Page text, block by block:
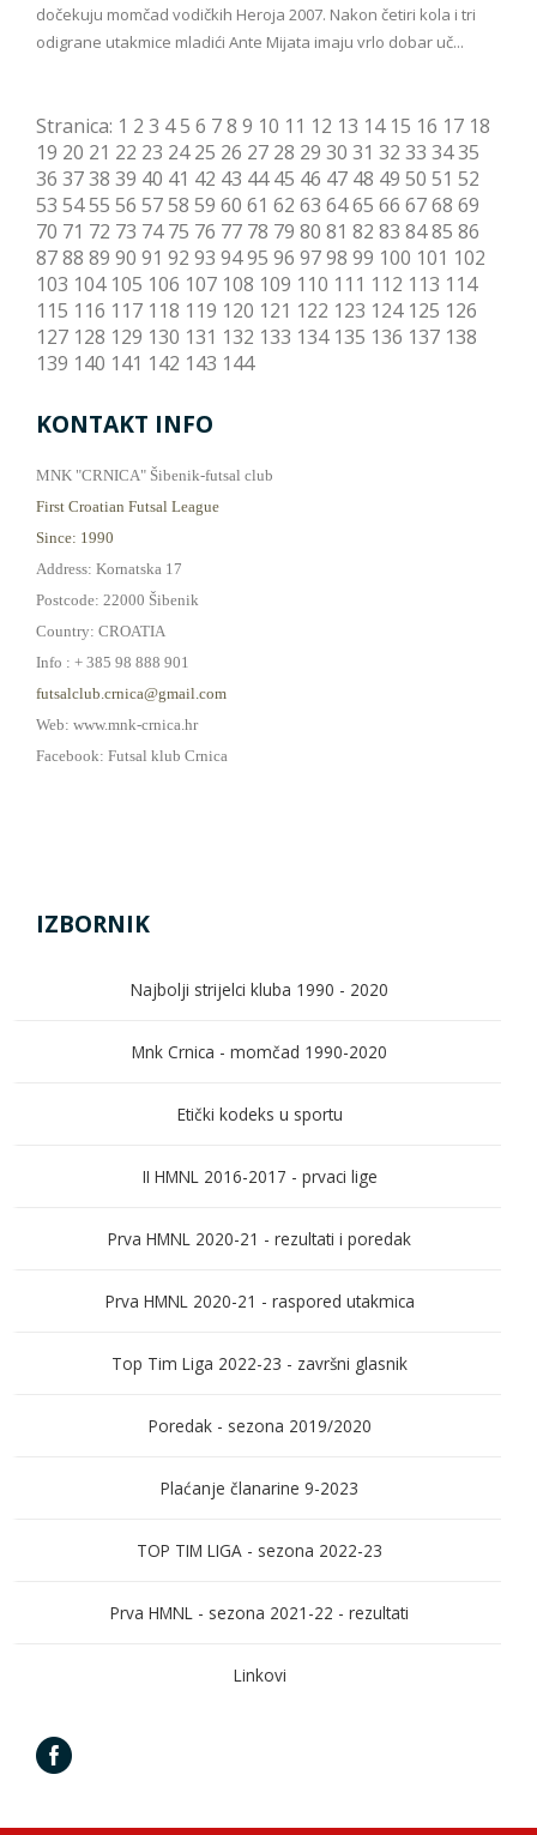
dočekuju momčad vodičkih Heroja 2007. Nakon četiri kola i tri
odigrane utakmice mladići Ante Mijata imaju vrlo dobar uč...
Stranica: 1 2 3 45 6 78 9 10 11 12 13 14 15 16 17 18
19 20 21 22 23 24 25 26 27 28 29 30 31 32 33 3435
36 3738 39 40 41 42 43 44 45 46 47 48 49 50 51 52
53 5455 56 5758 59 60 61 62 63 6465 66 6768 69
70 71 72 73 74 75 76 77 78 79 80 81 82 83 8485 86
8788 89 90 91 92 93 9495 96 9798 99 100 101 102
103 104 105 106 107 108 109 110 111 112 113 114
115 116 117 118 119 120 121 122 123 124 125 126
127 128 129 130 131 132 133 134 135 136 137 138
139 140 141 142 143 144
KONTAKT INFO
MNK "CRNICA" Šibenik-futsal club
First Croatian Futsal League
Since: 1990
Address: Kornatska 17
Postcode: 22000 Šibenik
Country: CROATIA
Info : + 385 98 888 901
futsalclub.crnica@gmail.com
Web: www.mnk-crnica.hr
Facebook: Futsal klub Crnica
IZBORNIK
Najbolji strijelci kluba 1990 - 2020
Mnk Crnica - momčad 1990-2020
Etički kodeks u sportu
II HMNL 2016-2017 - prvaci lige
Prva HMNL 2020-21 - rezultati i poredak
Prva HMNL 2020-21 - raspored utakmica
Top Tim Liga 2022-23 - završni glasnik
Poredak - sezona 2019/2020
Plaćanje članarine 9-2023
TOP TIM LIGA - sezona 2022-23
Prva HMNL - sezona 2021-22 - rezultati
Linkovi